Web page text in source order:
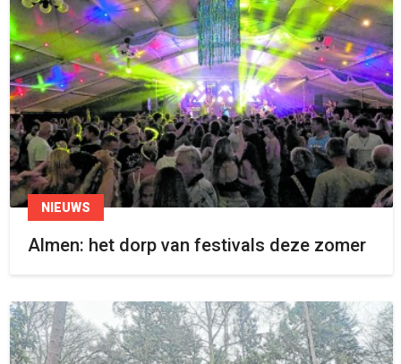
NIEUWS
Almen: het dorp van festivals deze zomer